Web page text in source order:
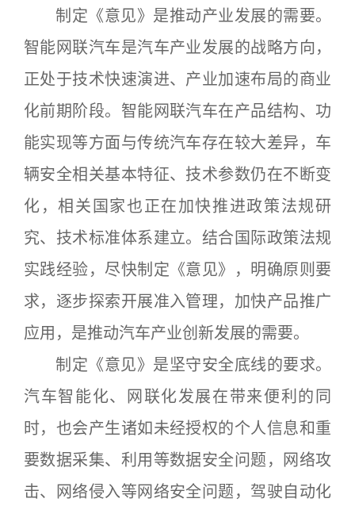
制定《意见》是推动产业发展的需要。
智能网联汽车是汽车产业发展的战略方向，
正处于技术快速演进、产业加速布局的商业
化前期阶段。智能网联汽车在产品结构、功
能实现等方面与传统汽车存在较大差异，车
辆安全相关基本特征、技术参数仍在不断变
化，相关国家也正在加快推进政策法规研
究、技术标准体系建立。结合国际政策法规
实践经验，尽快制定《意见》，明确原则要
求，逐步探索开展准入管理，加快产品推广
应用，是推动汽车产业创新发展的需要。
制定《意见》是坚守安全底线的要求。
汽车智能化、网联化发展在带来便利的同
时，也会产生诸如未经授权的个人信息和重
要数据采集、利用等数据安全问题，网络攻
击、网络侵入等网络安全问题，驾驶自动化